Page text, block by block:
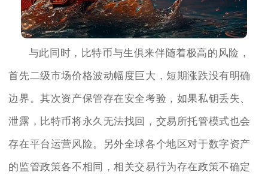
与此同时，比特币与生俱来伴随着极高的风险，
首先二级市场价格波动幅度巨大，短期涨跌没有明确
边界。其次资产保管存在安全考验，如果私钥丢失、
泄露，比特币将永久无法找回，交易所托管模式也会
存在平台运营风险。另外全球各个地区对于数字资产
的监管政策各不相同，相关交易行为存在政策不确定